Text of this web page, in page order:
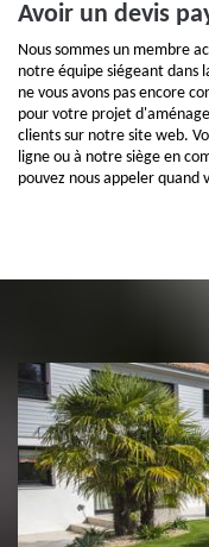
Avoir un devis
Nous sommes un membre
notre équipe siégeant dans
ne vous avons pas encore
pour votre projet
clients sur notre site web.
ligne ou à notre siège en
pouvez nous appeler quand